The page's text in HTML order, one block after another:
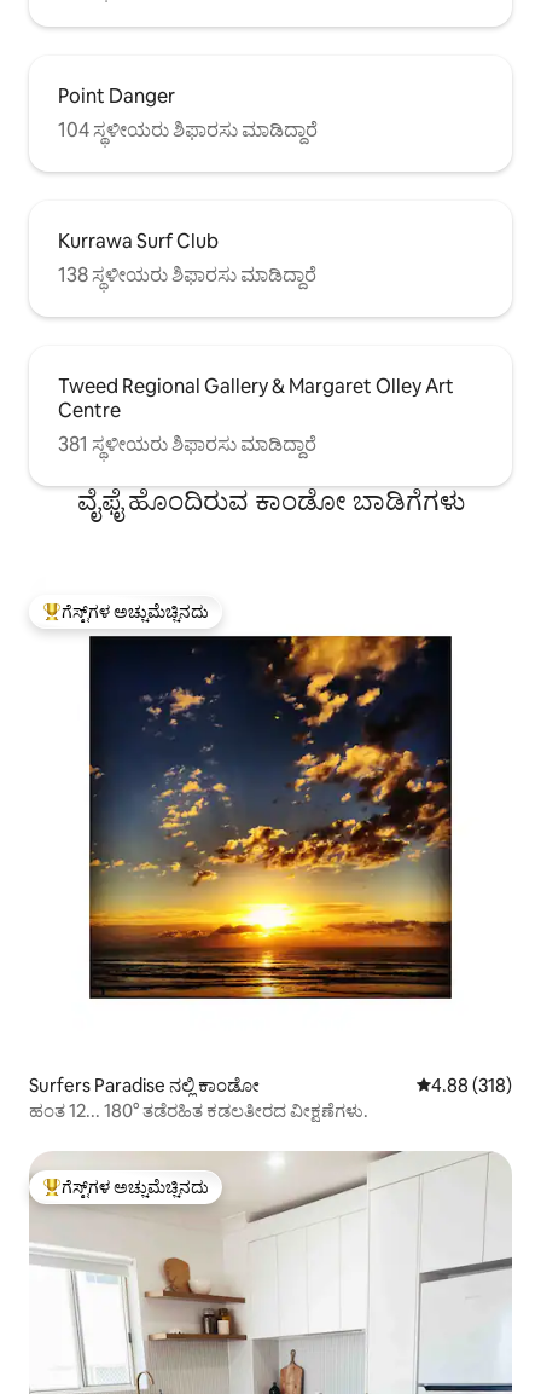
Point Danger
104 ಸ್ಥಳೀಯರು ಶಿಫಾರಸು ಮಾಡಿದ್ದಾರೆ
Kurrawa Surf Club
138 ಸ್ಥಳೀಯರು ಶಿಫಾರಸು ಮಾಡಿದ್ದಾರೆ
Tweed Regional Gallery & Margaret Olley Art
Centre
381 ಸ್ಥಳೀಯರು ಶಿಫಾರಸು ಮಾಡಿದ್ದಾರೆ
ವೈಫೈ ಹೊಂದಿರುವ ಕಾಂಡೋ ಬಾಡಿಗೆಗಳು
ಗೆಸ್ಟ್‌ಗಳಿಗೆ ಅತಿ ಹೆಚ್ಚು ಅಚ್ಚುಮೆಚ್ಚಿನದು
ಗೆಸ್ಟ್‌ಗಳ ಅಚ್ಚುಮೆಚ್ಚಿನದು
Surfers Paradise ನಲ್ಲಿ ಕಾಂಡೋ 5 ರಲ್ಲಿ 4.88
4.88 (318)
ಹಂತ 12... 180° ತಡೆರಹಿತ ಕಡಲತೀರದ ವೀಕ್ಷಣೆಗಳು.
ಗೆಸ್ಟ್‌ಗಳಿಗೆ ಅತಿ ಹೆಚ್ಚು ಅಚ್ಚುಮೆಚ್ಚಿನದು
ಗೆಸ್ಟ್‌ಗಳ ಅಚ್ಚುಮೆಚ್ಚಿನದು